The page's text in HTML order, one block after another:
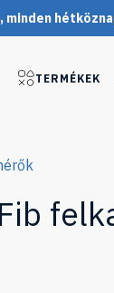
minden
TERMÉKEK